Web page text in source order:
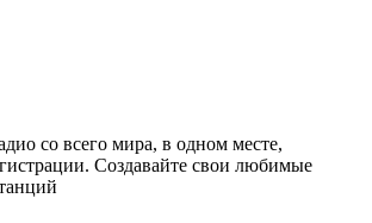
со всего мира, в одном месте,
Создавайте свои любимые